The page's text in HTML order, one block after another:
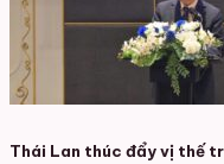
Thái Lan thúc đẩy vị thế